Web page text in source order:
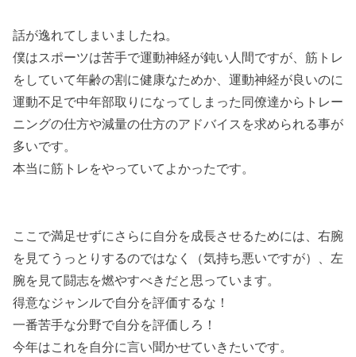
話が逸れてしまいましたね。
僕はスポーツは苦手で運動神経が鈍い人間ですが、筋トレ
をしていて年齢の割に健康なためか、運動神経が良いのに
運動不足で中年部取りになってしまった同僚達からトレー
ニングの仕方や減量の仕方のアドバイスを求められる事が
多いです。
本当に筋トレをやっていてよかったです。
ここで満足せずにさらに自分を成長させるためには、右腕
を見てうっとりするのではなく（気持ち悪いですが）、左
腕を見て闘志を燃やすべきだと思っています。
得意なジャンルで自分を評価するな！
一番苦手な分野で自分を評価しろ！
今年はこれを自分に言い聞かせていきたいです。